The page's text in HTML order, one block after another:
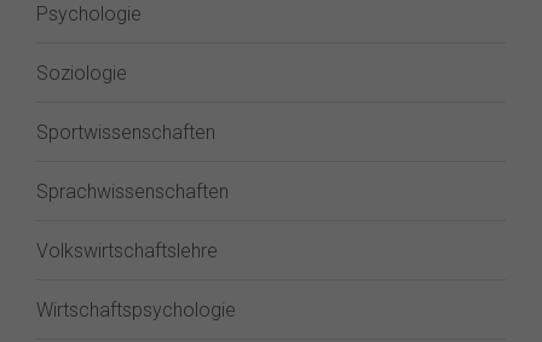
Psychologie
Soziologie
Sportwissenschaften
Sprachwissenschaften
Volkswirtschaftslehre
Wirtschaftspsychologie